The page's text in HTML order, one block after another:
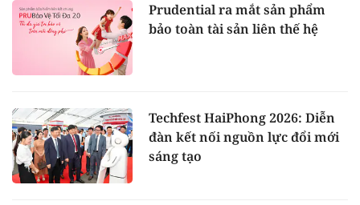
Prudential ra mắt sản phẩm
bảo toàn tài sản liên thế hệ
Techfest HaiPhong 2026: Diễn
đàn kết nối nguồn lực đổi mới
sáng tạo